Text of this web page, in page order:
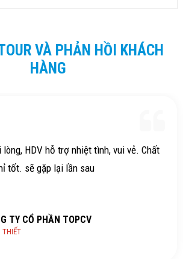
VÀ PHẢN HỒI KHÁCH
HÀNG
lòng, HDV hỗ trợ nhiệt tình, vui vẻ. Chất
tốt. sẽ gặp lại lần sau
TY CỔ PHẦN TOPCV
THIẾT